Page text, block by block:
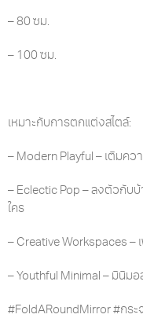
– 80 ซม.
– 100 ซม.
เหมาะกับการตกแต่งสไตล์:
– Modern Playful – เติมคว
– Eclectic Pop – ลงตัวกับ
ใคร
– Creative Workspaces –
– Youthful Minimal – มินิม
#FoldARoundMirror #กร